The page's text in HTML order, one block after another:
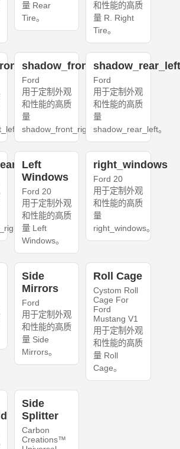
量 Rear
Tire。
和性能的高质
量 R. Right
Tire。
。
shadow_front_right
Ford
用于定制外观
和性能的高质
量
shadow_front_right。
Ford
用于定制外观
和性能的高质
量
shadow_rear_left。
。
Left
Windows
Ford 20
用于定制外观
和性能的高质
量 Left
Windows。
right_windows
Ford 20
用于定制外观
和性能的高质
量
right_windows。
Side
Mirrors
Ford
用于定制外观
和性能的高质
量 Side
Mirrors。
Roll Cage
Cystom Roll
Cage For
Ford
Mustang V1
用于定制外观
和性能的高质
量 Roll
Cage。
Side
Splitter
Carbon
Creations™